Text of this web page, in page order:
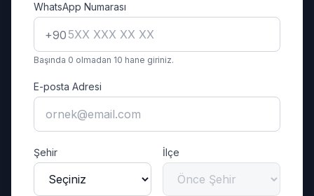
WhatsApp Numarası
+90
Başında 0 olmadan 10 hane giriniz.
E-posta Adresi
Şehir İlçe